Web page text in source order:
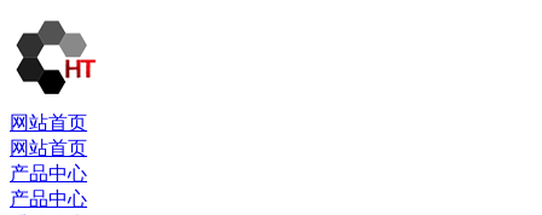
网站首页
网站首页
产品中心
产品中心